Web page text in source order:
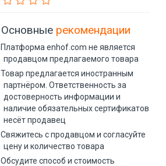
Основные рекомендации
Платформа enhof.com не является
продавцом предлагаемого товара
Товар предлагается иностранным
партнёром. Ответственность за
достоверность информации и
наличие обязательных сертификатов
несёт продавец
Свяжитесь с продавцом и согласуйте
цену и количество товара
Обсудите способ и стоимость